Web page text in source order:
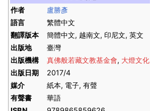
作者
盧勝彥
語言
繁體中文
翻譯版本
簡體中文, 越南文, 印尼文, 英文
出版地
臺灣
出版機構
真佛般若藏文教基金會, 大燈文化
出版日期
2017/4
媒介
紙本, 電子, 有聲
有聲書
華語